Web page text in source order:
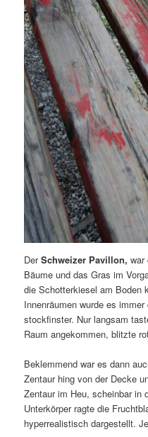
DerSchweizer Pavillon,war
Bäume und das Gras im
die Schotterkiesel am Boden
Innenräumen wurde es
stockfinster. Nur langsam
Raum angekommen, blitzte
Beklemmend war es dann
Zentaur hing von der Decke
Zentaur im Heu, scheinbar in
Unterkörper ragte die
hyperrealistisch dargestellt.